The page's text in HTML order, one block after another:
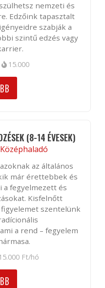
nemzeti és
Edzőink tapasztalt
szabják a
szintű edzés vagy
15.000
(8-14 ÉVESEK)
az általános
már érettebbek és
fegyelmezett és
Kisfelnőtt
szentelünk
a rend – fegyelem
Ft/hó